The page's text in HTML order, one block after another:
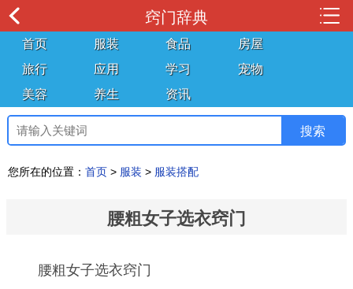
窍门辞典
首页 服装 食品
房屋
旅行
应用 学习
宠物
美容
养生 资讯
您所在的位置： 首页 > 服装 > 服装搭配
腰粗女子选衣窍门
腰粗女子选衣窍门